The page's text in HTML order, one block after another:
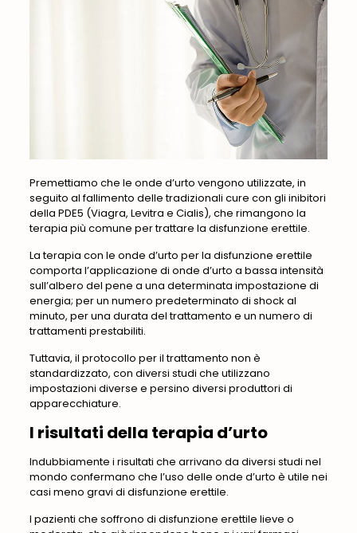
Premettiamo che le onde d’urto vengono utilizzate, in
seguito al fallimento delle tradizionali cure con gli inibitori
della PDE5 (Viagra, Levitra e Cialis), che rimangono la
terapia più comune per trattare la disfunzione erettile.
La terapia con le onde d’urto per la disfunzione erettile
comporta l’applicazione di onde d’urto a bassa intensità
sull’albero del pene a una determinata impostazione di
energia; per un numero predeterminato di shock al
minuto, per una durata del trattamento e un numero di
trattamenti prestabiliti.
Tuttavia, il protocollo per il trattamento non è
standardizzato, con diversi studi che utilizzano
impostazioni diverse e persino diversi produttori di
apparecchiature.
I risultati della terapia d’urto
Indubbiamente i risultati che arrivano da diversi studi nel
mondo confermano che l’uso delle onde d’urto è utile nei
casi meno gravi di disfunzione erettile.
I pazienti che soffrono di disfunzione erettile lieve o